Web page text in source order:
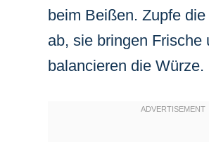
beim Beißen. Zupfe
ab, sie bringen Frische
balancieren die Würze.